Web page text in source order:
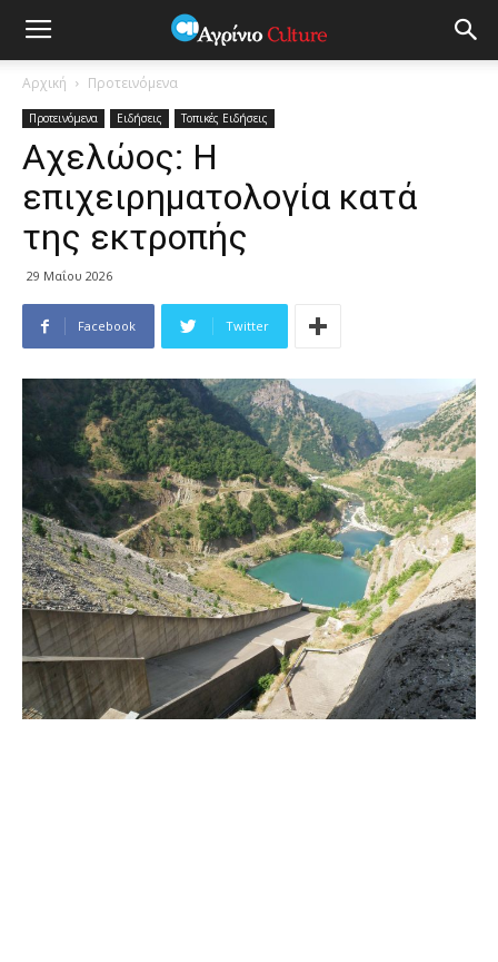
Αρχική Προτεινόμενα
Προτεινόμενα Ειδήσεις Τοπικές Ειδήσεις
Αχελώος: Η
επιχειρηματολογία κατά
της εκτροπής
29 Μαΐου 2026
Facebook Twitter